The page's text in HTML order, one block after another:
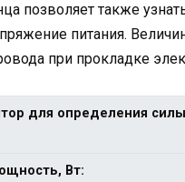
позволяет также
питания.
при прокладке
для определения
Вт: